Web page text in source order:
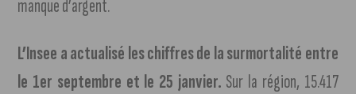
manque d’argent.
L’Insee a actualisé les chiffres de la surmortalité entre
le 1er septembre et le 25 janvier. Sur la région, 15.417